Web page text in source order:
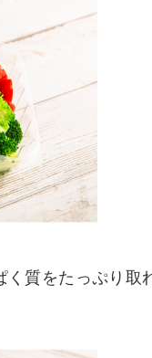
質をたっぷり取